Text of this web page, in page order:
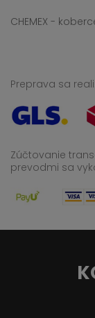
CHEMEX -
Preprava sa
Zúčtovanie
prevodmi sa